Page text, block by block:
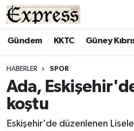
Gündem KKTC Güney
HABERLER SPOR
Ada,
koştu
Eskişehir'de düzenlenen
ALAYKÖY
BİLİM
ÇATALKÖY
Hava Durumu
Süper Lig Puan Durumu ve
Tüm Manşetler